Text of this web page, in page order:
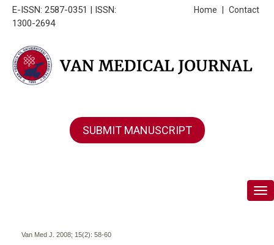
E-ISSN: 2587-0351 | ISSN:
1300-2694
Contact
Home
SUBMIT MANUSCRIPT
Van Med J. 2008; 15(2): 58-60